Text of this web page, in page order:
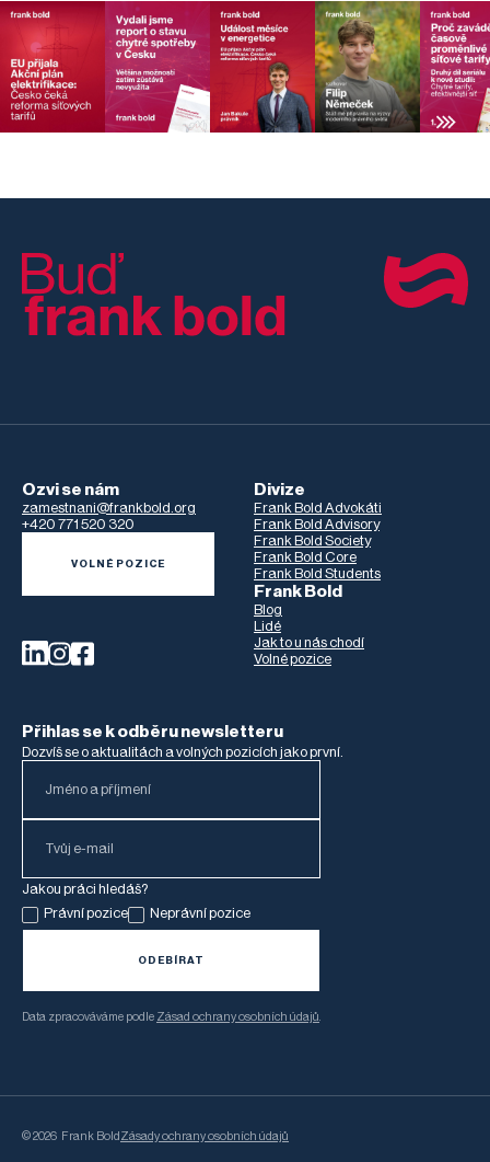
Ozvi se nám
zamestnani@frankbold.org
+420 771 520 320
VOLNÉ POZICE
Divize
Frank Bold Advokáti
Frank Bold Advisory
Frank Bold Society
Frank Bold Core
Frank Bold Students
Frank Bold
Blog
Lidé
Jak to u nás chodí
Volné pozice
Přihlas se k odběru newsletteru
Dozvíš se o aktualitách a volných pozicích jako první.
Jakou práci hledáš?
Právní pozice
Neprávní pozice
Data zpracováváme podle Zásad ochrany osobních údajů
©2026 Frank Bold Zásady ochrany osobních údajů